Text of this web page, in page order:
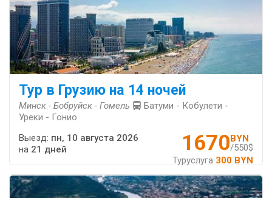
Тур в Грузию на 14 ночей
Минск - Бобруйск - Гомель
Батуми - Кобулети -
Уреки - Гонио
1670BYN
/550$
Туруслуга 300 BYN
Выезд: пн, 10 августа 2026
на 21 дней